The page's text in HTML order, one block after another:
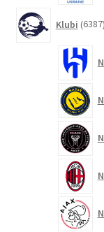
Klubi 6387